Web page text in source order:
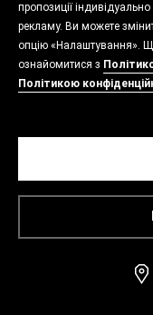
пропозиції
рекламу. Ви можете
опцію «Налаштування».
ознайомитися з
Політикою